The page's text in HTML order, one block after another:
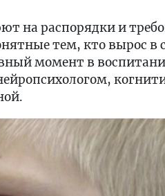
на распорядки и
тем, кто вырос в
момент в